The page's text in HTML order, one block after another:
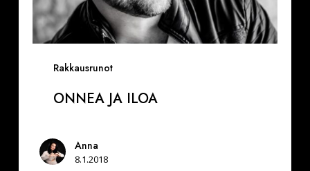
Rakkausrunot
ONNEA JA ILOA
Anna
8.1.2018